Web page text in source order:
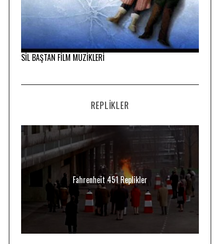
SİL BAŞTAN FİLM MÜZİKLERİ
REPLIKLER
Fahrenheit 451 Replikler